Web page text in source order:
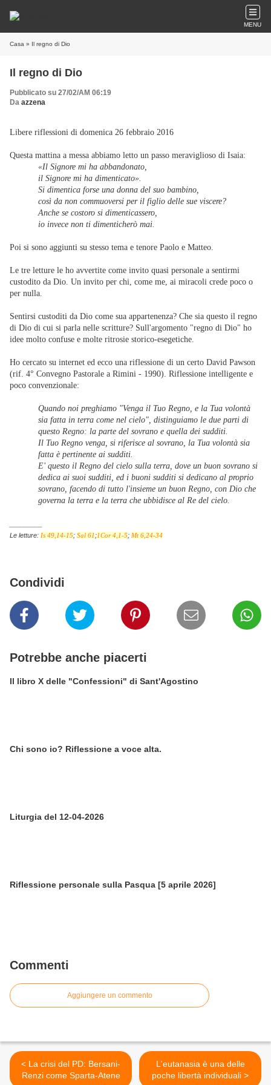
MENU
Casa » Il regno di Dio
Il regno di Dio
Pubblicato su 27/02/AM 06:19
Da azzena
Libere riflessioni di domenica 26 febbraio 2016
Questa mattina a messa abbiamo letto un passo meraviglioso di Isaia:
«Il Signore mi ha abbandonato,
il Signore mi ha dimenticato».
Si dimentica forse una donna del suo bambino,
così da non commuoversi per il figlio delle sue viscere?
Anche se costoro si dimenticassero,
io invece non ti dimenticherò mai.
Poi si sono aggiunti su stesso tema e tenore Paolo e Matteo.
Le tre letture le ho avvertite come invito quasi personale a sentirmi
custodito da Dio. Un invito per chi, come me, ai miracoli crede poco o
per nulla.
Sentirsi custoditi da Dio come sua appartenenza? Che sia questo il regno
di Dio di cui si parla nelle scritture? Sull'argomento "regno di Dio" ho
idee molto confuse e molte ritrosie storico-esegetiche.
Ho cercato su internet ed ecco una riflessione di un certo David Pawson
(rif. 4° Convegno Pastorale a Rimini - 1990). Riflessione intelligente e
poco convenzionale:
Quando noi preghiamo "Venga il Tuo Regno, e la Tua volontà
sia fatta in terra come nel cielo", distinguiamo le due parti di
questo Regno: la parte del sovrano e quella dei sudditi.
Il Tuo Regno venga, si riferisce al sovrano, la Tua volontà sia
fatta è pertinente ai sudditi.
E' questo il Regno del cielo sulla terra, dove un buon sovrano si
dedica ai suoi sudditi, ed i buoni sudditi si dedicano al proprio
sovrano, facendo di tutto l'insieme un buon Regno, con Dio che
governa la terra e la terra che ubbidisce al Re del cielo.
Le letture: Is 49,14-15; Sal 61 ;1Cor 4,1-5; Mt 6,24-34
Condividi
Potrebbe anche piacerti
Il libro X delle "Confessioni" di Sant'Agostino
Chi sono io? Riflessione a voce alta.
Liturgia del 12-04-2026
Riflessione personale sulla Pasqua [5 aprile 2026]
Commenti
Aggiungere un commento
< La crisi del PD: Bersani-
Renzi come Sparta-Atene
L'eutanasia è una delle
poche libertà individuali >